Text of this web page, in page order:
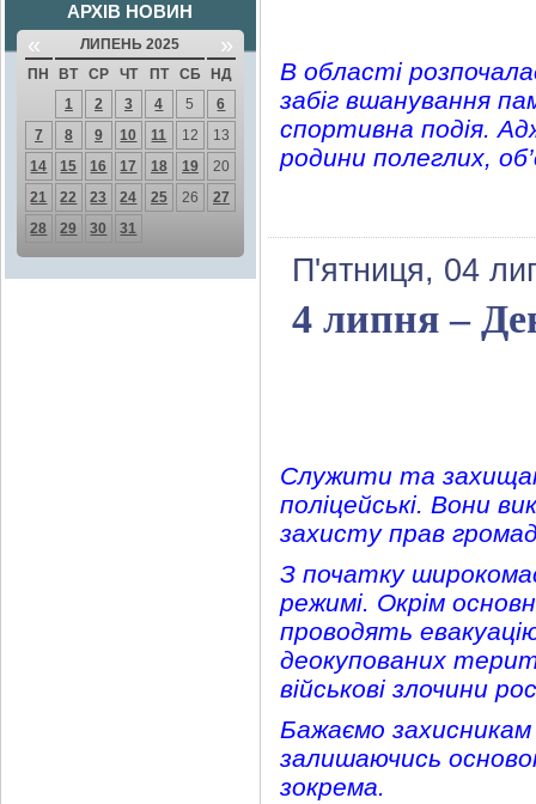
АРХІВ НОВИН
« ЛИПЕНЬ 2025 »
ПН ВТ СР ЧТ ПТ СБ
НД
1
2 3 4 5
6
7
8 9 10 11 12
13
14
15 16 17 18 19
20
21
22 23 24 25 26
27
28
29 30 31
В області
забіг вшанування
спортивна подія.
родини полеглих,
П'ятниця, 04
4 липня –
Служити та
поліцейські. Вони
захисту прав
З початку
режимі. Окрім
проводять
деокупованих
військові злочини
Бажаємо
залишаючись
зокрема.